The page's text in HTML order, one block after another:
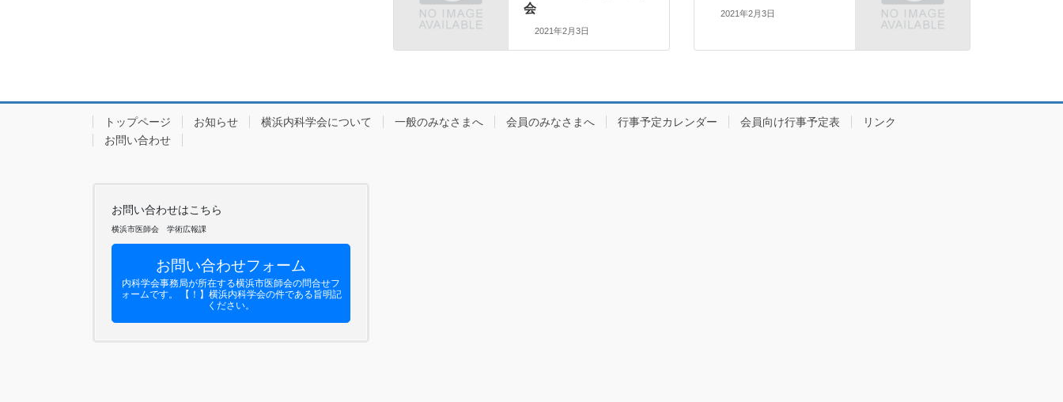
会
2021年2月3日
2021年2月3日
トップページ お知らせ 横浜内科学会について 一般のみなさまへ 会員のみなさまへ 行事予定カレンダー 会員向け行事予定表
リンク
お問い合わせ
お問い合わせはこちら
横浜市医師会 学術広報課
お問い合わせフォーム
内科学会事務局が所在する横浜市医師会の問合せフ
ォームです。 【！】横浜内科学会の件である旨明記
ください。